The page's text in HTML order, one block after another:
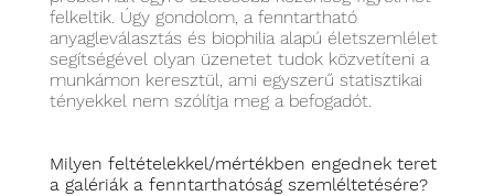
felkeltik. Úgy gondolom, a fenntartható
anyagleválasztás és biophilia alapú életszemlélet
segítségével olyan üzenetet tudok közvetíteni a
munkámon keresztül, ami egyszerű statisztikai
tényekkel nem szólítja meg a befogadót.
Milyen feltételekkel/mértékben engednek teret
a galériák a fenntarthatóság szemléltetésére?